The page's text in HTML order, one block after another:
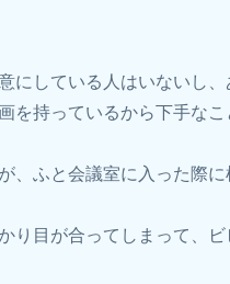
にしている人はいないし
を持っているから下手なこ
、ふと会議室に入った際に
り目が合ってしまって、